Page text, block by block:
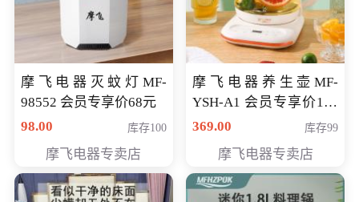
摩飞电器灭蚊灯MF-
98552 会员专享价68元
98.00
库存100
摩飞电器专卖店
摩飞电器养生壶MF-
YSH-A1 会员专享价198
元
369.00 库存99
摩飞电器专卖店